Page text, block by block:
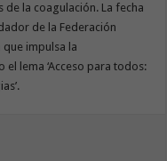
la coagulación. La fecha
de la Federación
impulsa la
lema ‘Acceso para todos: